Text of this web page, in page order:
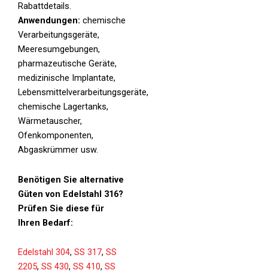
Rabattdetails.
Anwendungen: chemische
Verarbeitungsgeräte,
Meeresumgebungen,
pharmazeutische Geräte,
medizinische Implantate,
Lebensmittelverarbeitungsgeräte,
chemische Lagertanks,
Wärmetauscher,
Ofenkomponenten,
Abgaskrümmer usw.
Benötigen Sie alternative
Güten von Edelstahl 316?
Prüfen Sie diese für
Ihren Bedarf:
Edelstahl 304, SS 317, SS
2205, SS 430, SS 410, SS